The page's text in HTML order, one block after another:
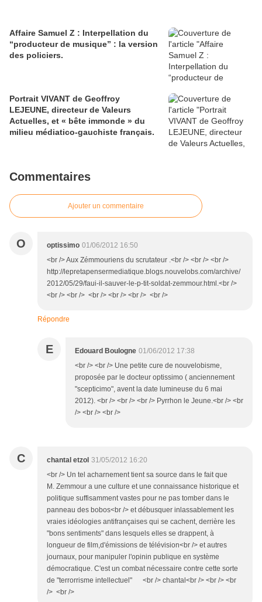
Affaire Samuel Z : Interpellation du
“producteur de musique” : la version
des policiers.
Portrait VIVANT de Geoffroy
LEJEUNE, directeur de Valeurs
Actuelles, et « bête immonde » du
milieu médiatico-gauchiste français.
Commentaires
Ajouter un commentaire
O optissimo 01/06/2012 16:50
<br /> Aux Zémmouriens du scrutateur .<br /> <br /> <br />
http://lepretapensermediatique.blogs.nouvelobs.com/archive/
2012/05/29/faui-il-sauver-le-p-tit-soldat-zemmour.html.<br />
<br /> <br /> <br /> <br /> <br /> <br />
Répondre
E Edouard Boulogne 01/06/2012 17:38
<br /> <br /> Une petite cure de nouvelobisme,
proposée par le docteur optissimo ( anciennement
"scepticimo", avent la date lumineuse du 6 mai
2012). <br /> <br /> <br /> Pyrrhon le Jeune.<br /> <br
/> <br /> <br />
C chantal etzol 31/05/2012 16:20
<br /> Un tel acharnement tient sa source dans le fait que
M. Zemmour a une culture et une connaissance historique et
politique suffisamment vastes pour ne pas tomber dans le
panneau des bobos<br /> et débusquer inlassablement les
vraies idéologies antifrançaises qui se cachent, derrière les
"bons sentiments" dans lesquels elles se drappent, à
longueur de film,d'émissions de télévision<br /> et autres
journaux, pour manipuler l'opinin publique en système
démocratique. C'est un combat nécessaire contre cette sorte
de "terrorrisme intellectuel" <br /> chantal<br /> <br /> <br
/> <br />